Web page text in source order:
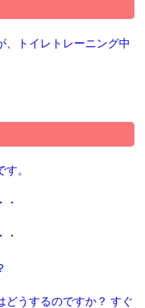
、トイレトレーニング中
。
・
・
どうするのですか？ すぐ